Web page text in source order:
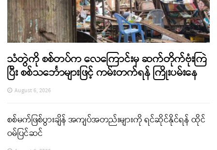
သံတွဲကို စစ်တပ်က လေကြောင်းမှ ဆက်တိုက်ဗုံးကြဲ
ပြီး စစ်သင်္ဘောများဖြင့် ကမ်းတက်ရန် ကြိုးပမ်းနေ
August 6, 2026
စစ်မက်ဖြစ်ပွားချိန် အကျပ်အတည်းများကို ရင်ဆိုင်နိုင်ရန် ထိုင်
ဝမ်ပြင်ဆင်